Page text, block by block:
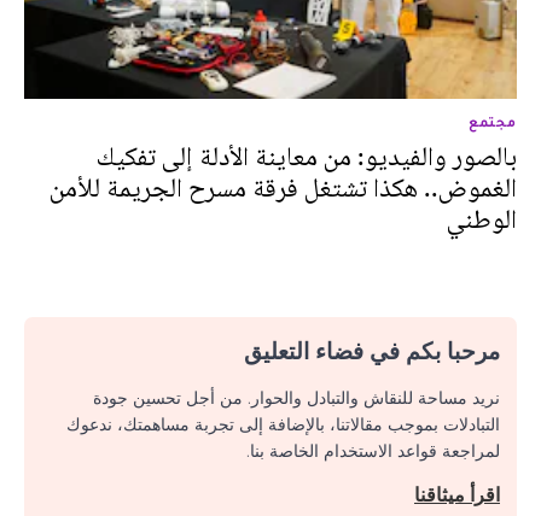
مجتمع
بالصور والفيديو: من معاينة الأدلة إلى تفكيك
الغموض.. هكذا تشتغل فرقة مسرح الجريمة للأمن
الوطني
مرحبا بكم في فضاء التعليق
نريد مساحة للنقاش والتبادل والحوار. من أجل تحسين جودة
التبادلات بموجب مقالاتنا، بالإضافة إلى تجربة مساهمتك، ندعوك
لمراجعة قواعد الاستخدام الخاصة بنا.
اقرأ ميثاقنا